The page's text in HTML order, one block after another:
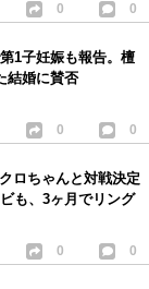
0 0
1子妊娠も報告。檀
結婚に賛否
0 0
ロちゃんと対戦決定
も、3ヶ月でリング
0 0